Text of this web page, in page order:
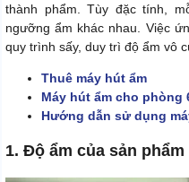
thành phẩm. Tùy đặc tính,
ngưỡng ẩm khác nhau. Việc
quy trình sấy, duy trì độ ẩm vô
Thuê máy hút ẩm
Máy hút ẩm cho phòng
Hướng dẫn sử dụng
1. Độ ẩm của sản